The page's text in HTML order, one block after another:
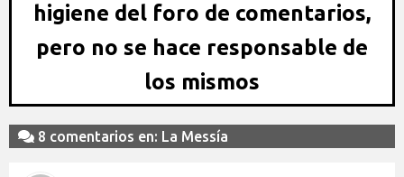
higiene del foro de comentarios,
pero no se hace responsable de
los mismos
8 comentarios en: La Messía